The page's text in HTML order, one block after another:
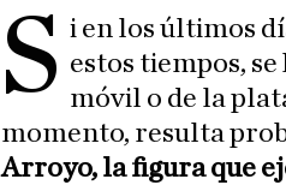
S i en los últimos
estos tiempos,
móvil o de la
momento, resulta
Arroyo, la figura que